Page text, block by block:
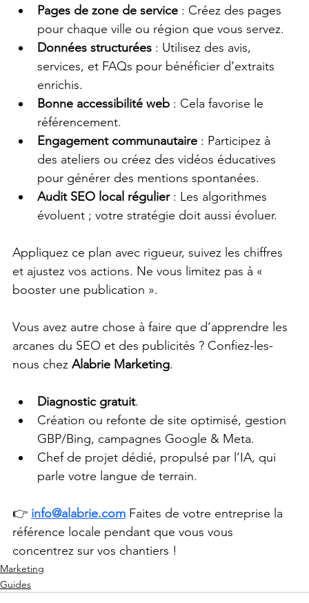
Pages de zone de service : Créez des pages
pour chaque ville ou région que vous servez.
Données structurées : Utilisez des avis,
services, et FAQs pour bénéficier d’extraits
enrichis.
Bonne accessibilité web : Cela favorise le
référencement.
Engagement communautaire : Participez à
des ateliers ou créez des vidéos éducatives
pour générer des mentions spontanées.
Audit SEO local régulier : Les algorithmes
évoluent ; votre stratégie doit aussi évoluer.
Appliquez ce plan avec rigueur, suivez les chiffres
et ajustez vos actions. Ne vous limitez pas à «
booster une publication ».
Vous avez autre chose à faire que d’apprendre les
arcanes du SEO et des publicités ? Confiez-les-
nous chez Alabrie Marketing.
Diagnostic gratuit.
Création ou refonte de site optimisé, gestion
GBP/Bing, campagnes Google & Meta.
Chef de projet dédié, propulsé par l’IA, qui
parle votre langue de terrain.
👉 info@alabrie.com Faites de votre entreprise la
référence locale pendant que vous vous
concentrez sur vos chantiers !
Marketing
Guides